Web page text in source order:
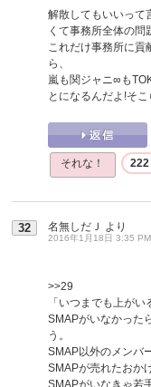
解散してもいいって
くて事務所全体の問
これだけ事務所に
ら、
嵐も関ジャニ∞も
とになるんだよ!そ
それな！ 222
32 名無しだＪ より
2016年1月18日 3:35 PM
>>29
「いつまでも上がい
SMAPがいなかった
う。
SMAP以外のメンバ
SMAPが売れたおかげ
SMAPがいなきゃ若